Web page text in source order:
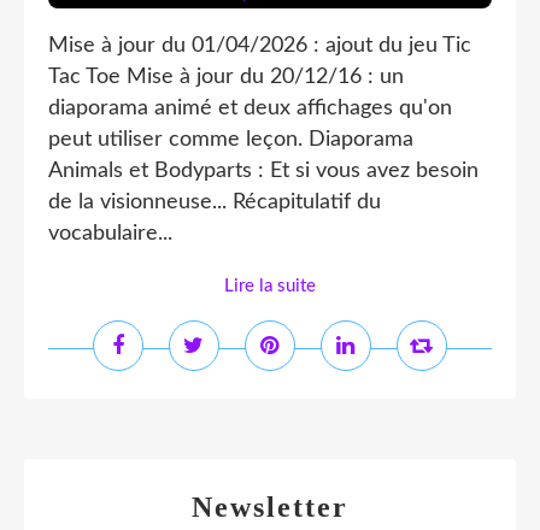
Mise à jour du 01/04/2026 : ajout du jeu Tic
Tac Toe Mise à jour du 20/12/16 : un
diaporama animé et deux affichages qu'on
peut utiliser comme leçon. Diaporama
Animals et Bodyparts : Et si vous avez besoin
de la visionneuse... Récapitulatif du
vocabulaire...
Lire la suite
Newsletter